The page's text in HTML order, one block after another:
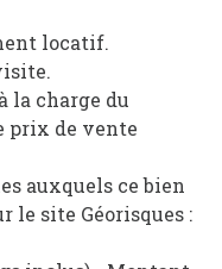
locatif.
la charge du
prix de vente
auxquels ce bien
le site Géorisques :